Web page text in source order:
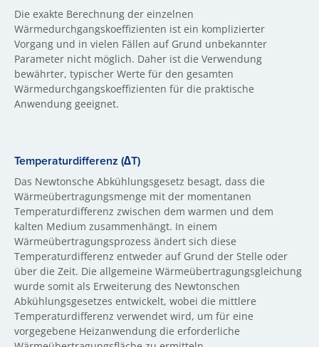
Die exakte Berechnung der einzelnen
Wärmedurchgangskoeffizienten ist ein komplizierter
Vorgang und in vielen Fällen auf Grund unbekannter
Parameter nicht möglich. Daher ist die Verwendung
bewährter, typischer Werte für den gesamten
Wärmedurchgangskoeffizienten für die praktische
Anwendung geeignet.
Temperaturdifferenz (∆T)
Das Newtonsche Abkühlungsgesetz besagt, dass die
Wärmeübertragungsmenge mit der momentanen
Temperaturdifferenz zwischen dem warmen und dem
kalten Medium zusammenhängt. In einem
Wärmeübertragungsprozess ändert sich diese
Temperaturdifferenz entweder auf Grund der Stelle oder
über die Zeit. Die allgemeine Wärmeübertragungsgleichung
wurde somit als Erweiterung des Newtonschen
Abkühlungsgesetzes entwickelt, wobei die mittlere
Temperaturdifferenz verwendet wird, um für eine
vorgegebene Heizanwendung die erforderliche